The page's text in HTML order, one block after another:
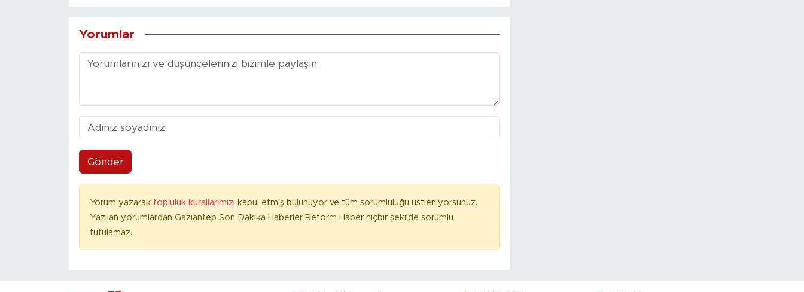
Yorumlar
Gönder
Yorum yazarak topluluk kurallarımızı kabul etmiş bulunuyor ve tüm sorumluluğu üstleniyorsunuz.
Yazılan yorumlardan Gaziantep Son Dakika Haberler Reform Haber hiçbir şekilde sorumlu
tutulamaz.